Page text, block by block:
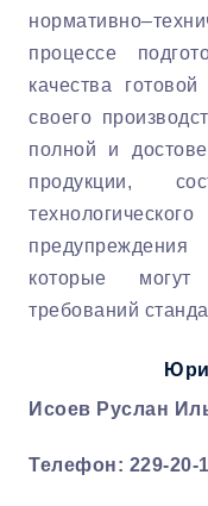
процессе
качества
своего
полной и
продукции,
которые
требований
Исоев Руслан
Телефон: 229-20-